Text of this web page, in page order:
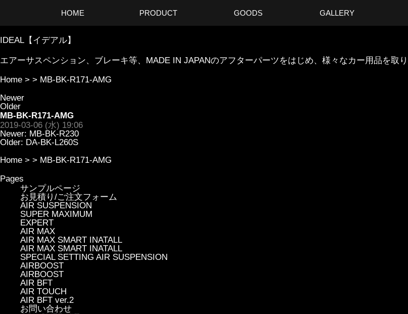
HOME PRODUCT GOODS GALLERY
IDEAL【イデアル】
エアーサスペンション、ブレーキ等、MADE IN JAPANのアフターパーツをはじめ、様々なカー用品を取
Home > > MB-BK-R171-AMG
Newer
Older
MB-BK-R171-AMG
2019-03-06 (水) 19:06
Newer: MB-BK-R230
Older: DA-BK-L260S
Home > > MB-BK-R171-AMG
Pages
サンプルページ
お見積り/ご注文フォーム
AIR SUSPENSION
SUPER MAXIMUM
EXPERT
AIR MAX
AIR MAX SMART INATALL
AIR MAX SMART INATALL
SPECIAL SETTING AIR SUSPENSION
AIRBOOST
AIRBOOST
AIR BFT
AIR TOUCH
AIR BFT ver.2
お問い合わせ